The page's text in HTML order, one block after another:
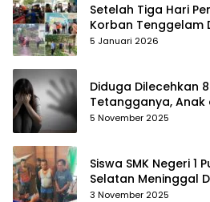
Setelah Tiga Hari
Korban Tenggelam
5 Januari 2026
Diduga Dilecehkan
Tetangganya, Anak
Enam Bulan di Nias
5 November 2025
Siswa SMK Negeri 1
Selatan Meninggal
3 November 2025